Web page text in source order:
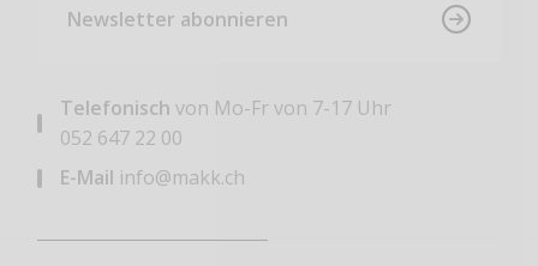
Newsletter abonnieren
Telefonisch von Mo-Fr von 7-17 Uhr
052 647 22 00
E-Mail info@makk.ch